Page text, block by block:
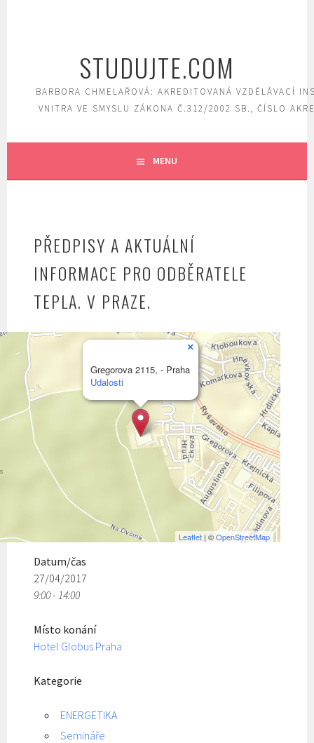
STUDUJTE.COM
BARBORA CHMELAŘOVÁ: AKREDITOVANÁ VZDĚLÁVACÍ
VNITRA VE SMYSLU ZÁKONA Č.312/2002 SB., ČÍSLO
MENU
PŘEDPISY A AKTUÁLNÍ
INFORMACE PRO ODBĚRATELE
TEPLA. V PRAZE.
Gregorova 2115, - Praha
Udalosti
×
Leaflet| ©OpenStreetMap
Datum/čas
27/04/2017
9:00 - 14:00
Místo konání
Hotel Globus Praha
Kategorie
ENERGETIKA
Semináře